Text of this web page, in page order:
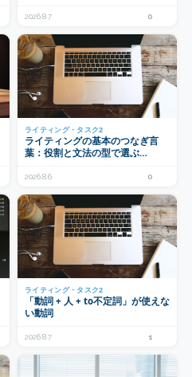
2026.8.7 0
ライティング・タスク2
ライティングの基本のつなぎ言
葉：役割と文法の型で選ぶ
2026.8.6 0
ライティング・タスク2
「動詞 + 人 + to不定詞」が使えな
い動詞
2026.8.7 1